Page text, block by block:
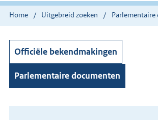
Home Uitgebreid zoeken Parlementaire
Officiële bekendmakingen
Parlementaire documenten